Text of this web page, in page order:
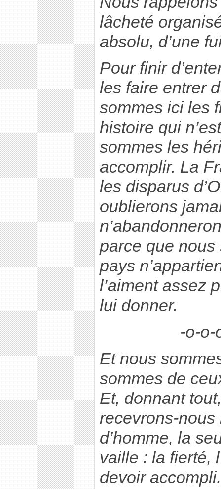
lâcheté
absolu, d’une
Pour finir
les faire entrer
sommes ici les
histoire qui
sommes les
accomplir. La
les disparus
oublierons
parce que nous
pays
l’aiment assez
lui donner.
-o-o-
Et nous
sommes de
Et, donnant
recevrons-nous
d’homme, la
vaille : la fierté,
devoir accompli.